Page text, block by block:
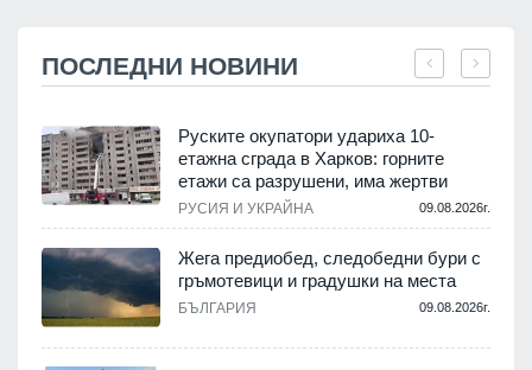
ПОСЛЕДНИ НОВИНИ
Руските окупатори удариха 10-
етажна сграда в Харков: горните
етажи са разрушени, има жертви
РУСИЯ И УКРАЙНА 09.08.2026г.
Жега предиобед, следобедни бури с
гръмотевици и градушки на места
БЪЛГАРИЯ 09.08.2026г.